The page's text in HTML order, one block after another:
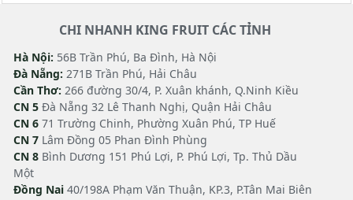
CHI NHANH KING FRUIT CÁC TỈNH
Hà Nội: 56B Trần Phú, Ba Đình, Hà Nội
Đà Nẵng: 271B Trần Phú, Hải Châu
Cần Thơ: 266 đường 30/4, P. Xuân khánh, Q.Ninh Kiều
CN 5 Đà Nẵng 32 Lê Thanh Nghị, Quận Hải Châu
CN 6 71 Trường Chinh, Phường Xuân Phú, TP Huế
CN 7 Lâm Đồng 05 Phan Đình Phùng
CN 8 Bình Dương 151 Phú Lợi, P. Phú Lợi, Tp. Thủ Dầu
Một
Đồng Nai 40/198A Phạm Văn Thuận, KP.3, P.Tân Mai Biên